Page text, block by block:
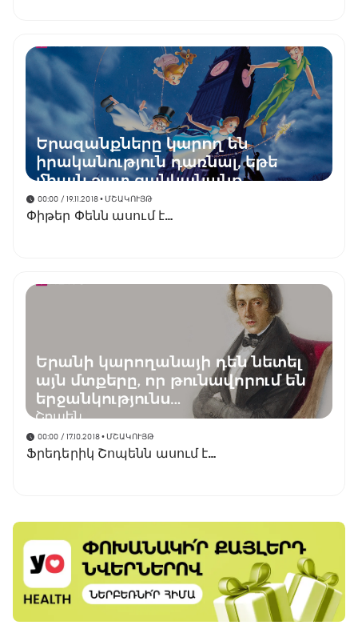
00:00 / 19.11.2018• ՄՇԱԿՈՒՅԹ
Փիթեր Փենն ասում է…
00:00 / 17.10.2018• ՄՇԱԿՈՒՅԹ
Ֆրեդերիկ Շոպենն ասում է…